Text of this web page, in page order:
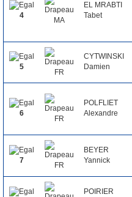
4
EL MRABTI
Tabet
5
CYTWINSKI
Damien
6
POLFLIET
Alexandre
7
BEYER
Yannick
POIRIER